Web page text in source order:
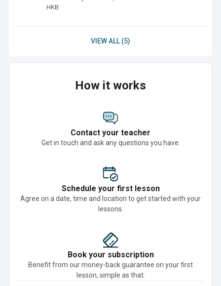
HKB
VIEW ALL (5)
How it works
Contact your teacher
Get in touch and ask any questions you have.
Schedule your first lesson
Agree on a date, time and location to get started with your
lessons.
Book your subscription
Benefit from our money-back guarantee on your first
lesson, simple as that.